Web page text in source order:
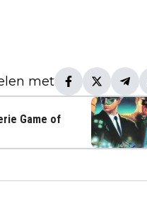
met
Game of